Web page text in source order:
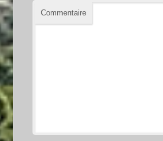
Commentaire